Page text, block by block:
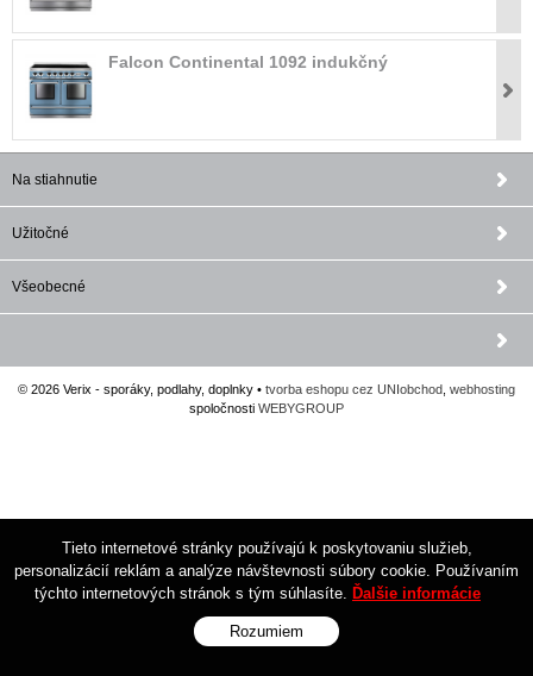
Falcon Continental 1092 indukčný
Na stiahnutie
Užitočné
Všeobecné
© 2026 Verix - sporáky, podlahy, doplnky • tvorba eshopu cez UNIobchod webhosting
spoločnosti WEBYGROUP
Tieto internetové stránky používajú k poskytovaniu služieb,
personalizácií reklám a analýze návštevnosti súbory cookie. Používaním
týchto internetových stránok s tým súhlasíte. Ďalšie informácie
Rozumiem